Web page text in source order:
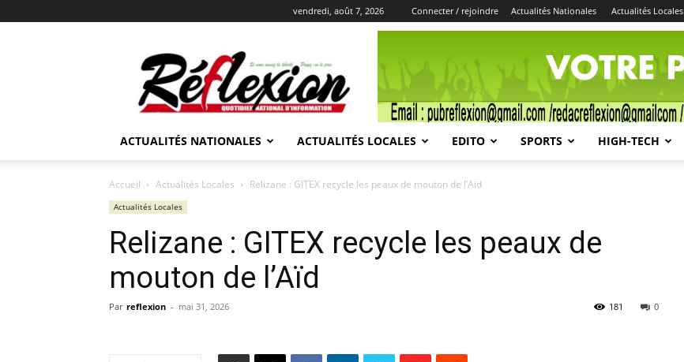
vendredi, août 7, 2026 Connecter / rejoindre Actualités Nationales Actualités Locales
REFLEXION
ACTUALITÉS NATIONALES ACTUALITÉS LOCALES EDITO SPORTS HIGH-TECH
Accueil Actualités Locales Relizane : GITEX recycle les peaux de mouton de l’Aïd
Actualités Locales
Relizane : GITEX recycle les peaux de
mouton de l’Aïd
Par reflexion - mai 31, 2026 0
181